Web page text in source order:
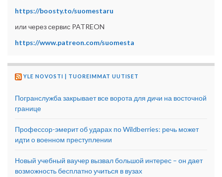
https://boosty.to/suomestaru
или через сервис PATREON
https://www.patreon.com/suomesta
YLE NOVOSTI | TUOREIMMAT UUTISET
Погранслужба закрывает все ворота для дичи на восточной
границе
Профессор-эмерит об ударах по Wildberries: речь может
идти о военном преступлении
Новый учебный ваучер вызвал большой интерес – он дает
возможность бесплатно учиться в вузах